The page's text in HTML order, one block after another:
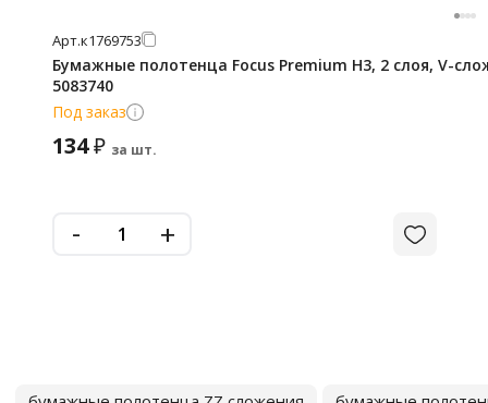
Арт.к1769753
Бумажные полотенца Focus Premium H3, 2 слоя, V-
5083740
Под заказ
134₽ за шт.
- +